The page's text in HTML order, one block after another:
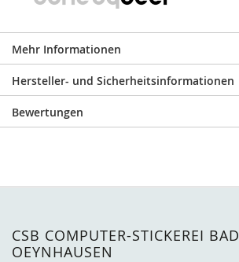
Mehr Informationen
Hersteller- und Sicherheitsinformationen
Bewertungen
CSB COMPUTER-STICKEREI BAD
OEYNHAUSEN